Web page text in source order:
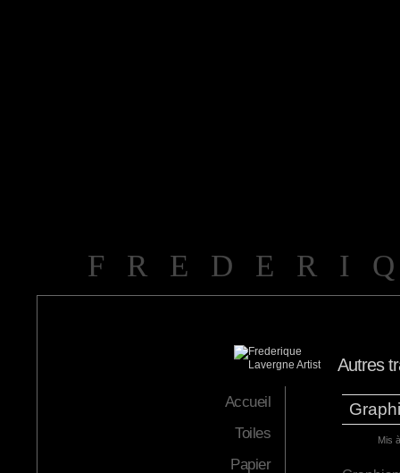
Accueil
Toiles
Papier
Autres
Mis